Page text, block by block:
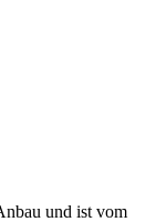
und ist vom